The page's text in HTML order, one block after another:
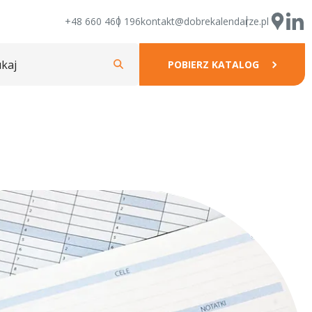
+48 660 460 196kontakt@dobrekalendarze.pl
POBIERZ KATALOG
Kalendarze klasyczne
Notesy EKO
Opaski
Zestawy kalendarzy